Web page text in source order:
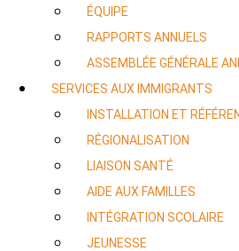
ÉQUIPE
RAPPORTS ANNUELS
ASSEMBLÉE GÉNÉRALE
SERVICES AUX IMMIGRANTS
INSTALLATION ET
RÉGIONALISATION
LIAISON SANTÉ
AIDE AUX FAMILLES
INTÉGRATION SCOLAIRE
JEUNESSE